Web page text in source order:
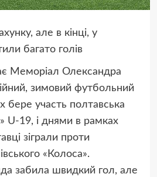
але в кінці, у
багато голів
Меморіал Олександра
зимовий футбольний
бере участь полтавська
U-19, і днями в рамках
зіграли проти
«Колоса».
забила швидкий гол, але